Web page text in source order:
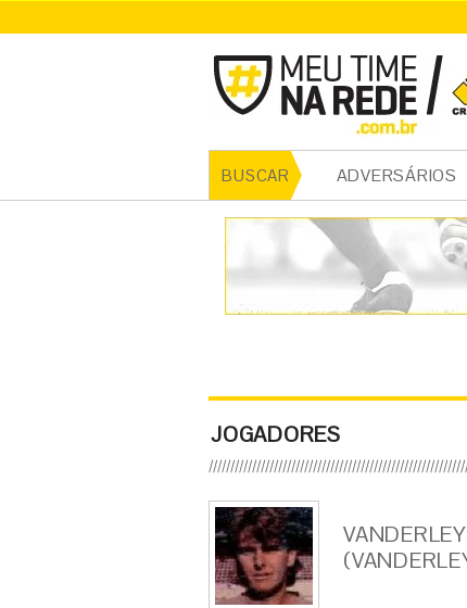
BUSCAR ADVERSÁRIOS
JOGADORES